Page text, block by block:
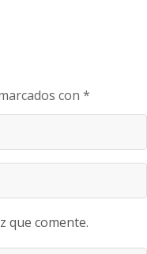
con *
que comente.